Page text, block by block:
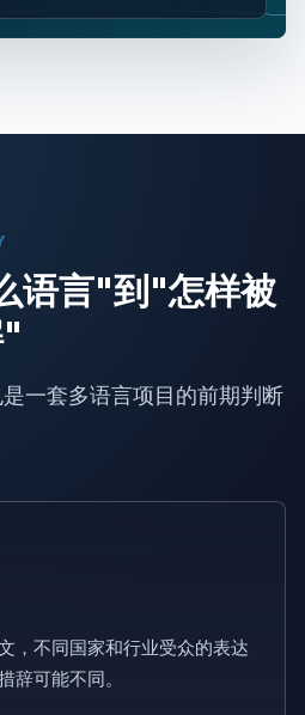
语言"到"怎样被
一套多语言项目的前期判断
，不同国家和行业受众的表达
辞可能不同。